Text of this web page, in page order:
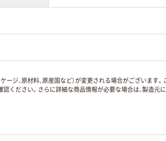
ジ、原材料、原産国など）が変更される場合がございます
ださい。さらに詳細な商品情報が必要な場合は、製造元